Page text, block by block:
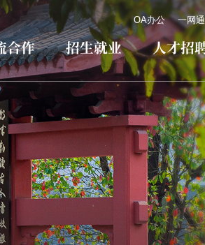
OA办公 一网
合作 招生就业 人才招